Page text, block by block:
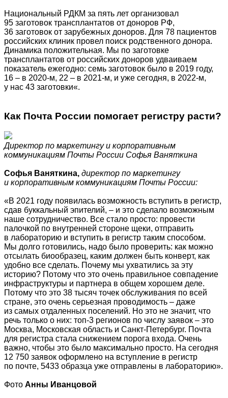
Национальный РДКМ за пять лет организовал
95 заготовок трансплантатов от доноров РФ,
36 заготовок от зарубежных доноров. Для 78 пациентов
российских клиник провел поиск родственного донора.
Динамика положительная. Мы по заготовке
трансплантатов от российских доноров удваиваем
показатель ежегодно: семь заготовок было в 2019 году,
16 – в 2020-м, 22 – в 2021-м, и уже сегодня, в 2022-м,
у нас 43 заготовки«.
Как Почта России помогает регистру расти?
Директор по маркетингу и корпоративным
коммуникациям Почты России Софья Ваняткина
Софья Ваняткина, директор по маркетингу
и корпоративным коммуникациям Почты России:
«В 2021 году появилась возможность вступить в регистр,
сдав буккальный эпителий, – и это сделало возможным
наше сотрудничество. Все стало просто: провести
палочкой по внутренней стороне щеки, отправить
в лабораторию и вступить в регистр таким способом.
Мы долго готовились, надо было проверить: как можно
отсылать биообразец, каким должен быть конверт, как
удобно все сделать. Почему мы ухватились за эту
историю? Потому что это очень правильное совпадение
инфраструктуры и партнера в общем хорошем деле.
Потому что это 38 тысяч точек обслуживания по всей
стране, это очень серьезная проводимость – даже
из самых отдаленных поселений. Но это не значит, что
речь только о них: топ-3 регионов по числу заявок – это
Москва, Московская область и Санкт-Петербург. Почта
для регистра стала снижением порога входа. Очень
важно, чтобы это было максимально просто. На сегодня
12 750 заявок оформлено на вступление в регистр
по почте, 5433 образца уже отправлены в лабораторию».
Фото Анны Иванцовой